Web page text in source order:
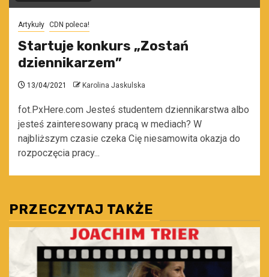
Artykuły CDN poleca!
Startuje konkurs „Zostań
dziennikarzem”
13/04/2021 Karolina Jaskulska
fot.PxHere.com Jesteś studentem dziennikarstwa albo
jesteś zainteresowany pracą w mediach? W
najbliższym czasie czeka Cię niesamowita okazja do
rozpoczęcia pracy...
PRZECZYTAJ TAKŻE